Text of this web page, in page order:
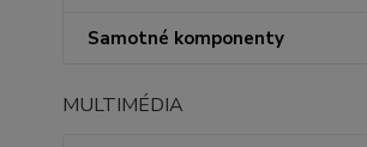
Samotné komponenty
MULTIMÉDIA